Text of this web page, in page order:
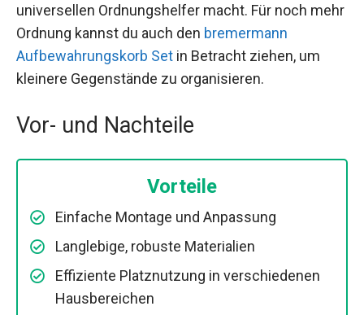
universellen Ordnungshelfer macht. Für noch mehr
Ordnung kannst du auch den bremermann
Aufbewahrungskorb Set in Betracht ziehen, um
kleinere Gegenstände zu organisieren.
Vor- und Nachteile
Vorteile
Einfache Montage und Anpassung
Langlebige, robuste Materialien
Effiziente Platznutzung in verschiedenen
Hausbereichen